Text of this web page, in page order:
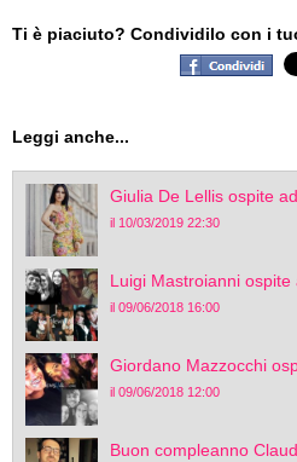
Ti è piaciuto? Condividilo con i
Leggi anche...
Giulia De Lellis ospite
il 10/03/2019 22:30
Luigi Mastroianni ospite
il 09/06/2018 16:00
Giordano Mazzocchi
il 09/06/2018 12:00
Buon compleanno